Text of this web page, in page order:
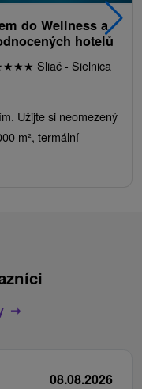
do Wellness a
hotelů
★★★ Sliač - Sielnica
Užijte si neomezený
m², termální
08.08.2026